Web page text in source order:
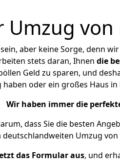
aber keine Sorge, denn
stets daran, Ihnen die
Geld zu sparen, und
oder ein großes Haus
Wir haben immer die
dass Sie die besten
deutschlandweiten Umzug
das Formular aus, und